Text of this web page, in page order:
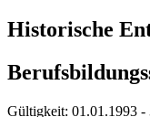
Historische
Gültigkeit: 01.01.1993 -